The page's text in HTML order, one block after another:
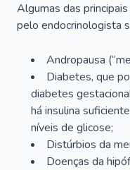
Algumas das
pelo endocrinologista
Andropausa
Diabetes, que
diabetes
há insulina
níveis de glicose;
Distúrbios da
Doenças da